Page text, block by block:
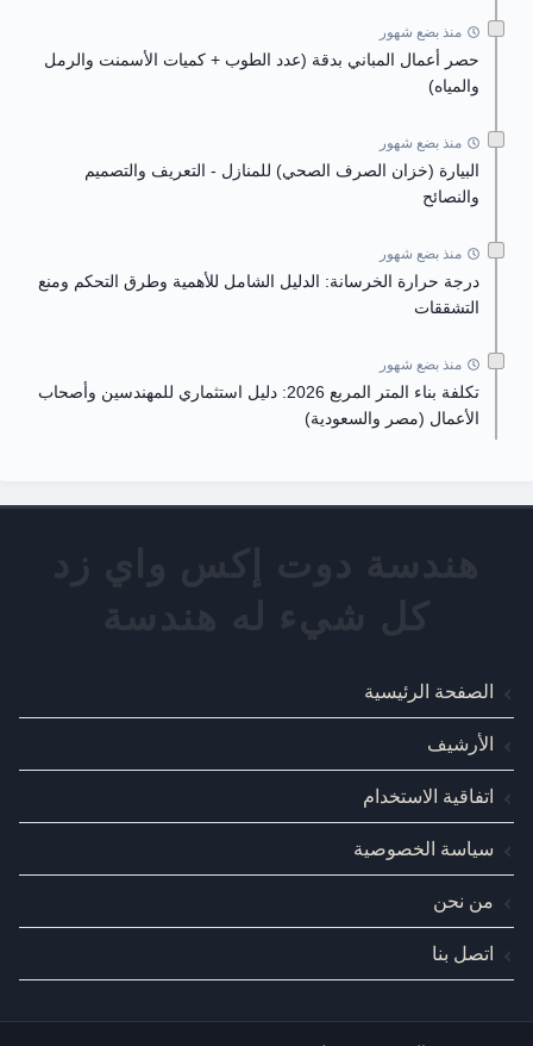
منذ بضع شهور
حصر أعمال المباني بدقة (عدد الطوب + كميات الأسمنت والرمل
والمياه)
منذ بضع شهور
البيارة (خزان الصرف الصحي) للمنازل - التعريف والتصميم
والنصائح
منذ بضع شهور
درجة حرارة الخرسانة: الدليل الشامل للأهمية وطرق التحكم ومنع
التشققات
منذ بضع شهور
تكلفة بناء المتر المربع 2026: دليل استثماري للمهندسين وأصحاب
الأعمال (مصر والسعودية)
الصفحة الرئيسية
الأرشيف
اتفاقية الاستخدام
سياسة الخصوصية
من نحن
اتصل بنا